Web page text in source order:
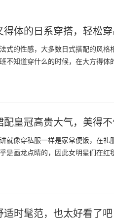
得体的日系穿搭，轻松
式的性感，大多数日式搭配的风
不知道穿什么的时候，在大方得体
皇冠高贵大气，美得
就像穿私服一样是家常便饭，在
是画龙点睛的，因此女明星们在
时髦范，也太好看了吧